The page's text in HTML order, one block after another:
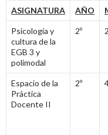
ASIGNATURA AÑO
Psicología y
cultura de la
EGB 3 y
polimodal
2º
Espacio de la
Práctica
Docente II
2º